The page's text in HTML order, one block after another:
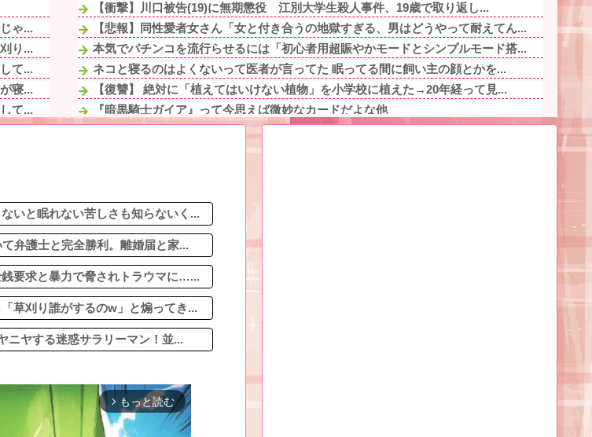
ゃ...
り...
て...
寝...
て...
...
ゃ...
が...
【衝撃】川口被告(19)に無期懲役 江別大学生殺人事件、19歳で取り返し...
【悲報】同性愛者女さん「女と付き合うの地獄すぎる、男はどうやって耐えてん...
本気でパチンコを流行らせるには「初心者用超賑やかモードとシンプルモード搭...
ネコと寝るのはよくないって医者が言ってた 眠ってる間に飼い主の顔とかを...
【復讐】 絶対に「植えてはいけない植物」を小学校に植えた→20年経って見...
『暗黒騎士ガイア』って今思えば微妙なカードだよな他
トメ「この子は義実家の顔じゃない！嫁が義妹旦那とフリンしたのよ！」私「D...
俺「ゲーム機どこ？」親「ちょっと借りたよ」→どうぶつの森を開いた瞬間、村...
いと眠れない苦しさも知らないく...
弁護士と完全勝利。離婚届と家...
要求と暴力で脅されトラウマに…...
草刈り誰がするのw」と煽ってき...
ニヤする迷惑サラリーマン！並...
arrow_forward_ios もっと読む